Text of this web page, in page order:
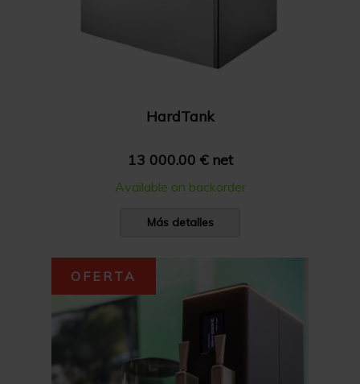
HardTank
13 000.00 € net
Available on backorder
Más detalles
OFERTA